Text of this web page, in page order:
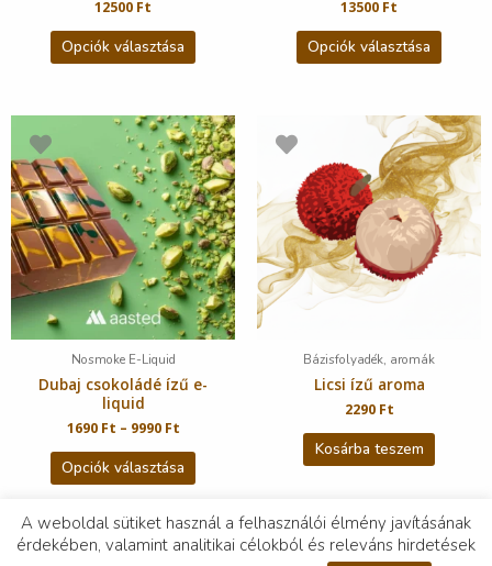
12500 Ft
Opciók választása
13500 Ft
Opciók választása
Nosmoke E-Liquid
Dubaj csokoládé ízű e-
liquid
1690 Ft – 9990 Ft
Opciók választása
Bázisfolyadék, aromák
Licsi ízű aroma
2290 Ft
Kosárba teszem
A weboldal sütiket használ a felhasználói élmény javításának
érdekében, valamint analitikai célokból és releváns hirdetések